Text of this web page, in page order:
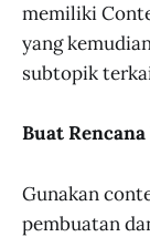
memiliki
yang
subtopik
Buat
Gunakan
pembuatan